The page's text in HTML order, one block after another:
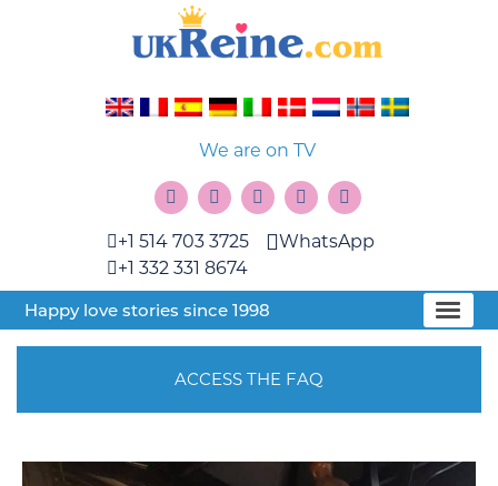
We are on TV
+1 514 703 3725
+1 332 331 8674
WhatsApp
Happy love stories since 1998
ACCESS THE FAQ